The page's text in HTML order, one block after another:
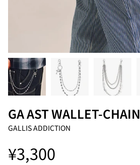
GA AST WALLET-CHAIN
GALLIS ADDICTION
¥3,300